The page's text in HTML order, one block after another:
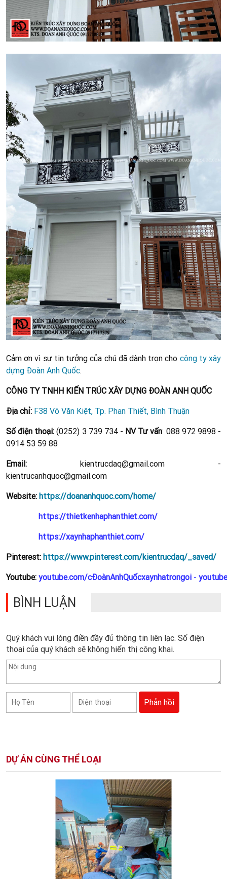
Cảm ơn vì sự tin tưởng của chú đã dành trọn cho công ty xây
dựng Đoàn Anh Quốc.
CÔNG TY TNHH KIẾN TRÚC XÂY DỰNG ĐOÀN ANH QUỐC
Địa chỉ: F38 Võ Văn Kiệt, Tp. Phan Thiết, Bình Thuận
Số điện thoại: (0252) 3 739 734 - NV Tư vấn: 088 972 9898 -
0914 53 59 88
Email: kientrucdaq@gmail.com -
kientrucanhquoc@gmail.com
Website: https://doananhquoc.com/home/
https://thietkenhaphanthiet.com/
https://xaynhaphanthiet.com/
Pinterest: https://www.pinterest.com/kientrucdaq/_saved/
Youtube: youtube.com/cĐoànAnhQuốcxaynhatrongoi -
BÌNH LUẬN
Quý khách vui lòng điền đầy đủ thông tin liên lạc. Số điện
thoại của quý khách sẽ không hiển thị công khai.
DỰ ÁN CÙNG THỂ LOẠI